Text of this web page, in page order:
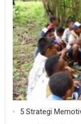
5 Strategi